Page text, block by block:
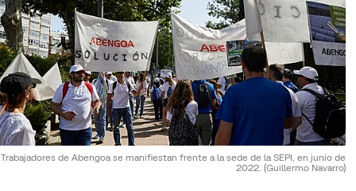
Trabajadores de Abengoa se manifiestan frente a la sede de la SEPI, en junio de
2022. (Guillermo Navarro)